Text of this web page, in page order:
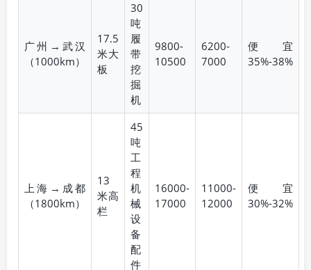
广州→武汉
（1000km）
17.5
米大
板
30
吨
履
带
挖
掘
机
9800-
10500
6200-
7000
便宜
35%-38%
上海→成都
（1800km）
13
米高
栏
45
吨
工
程
机
械
设
备
配
件
16000-
17000
11000-
12000
便宜
30%-32%